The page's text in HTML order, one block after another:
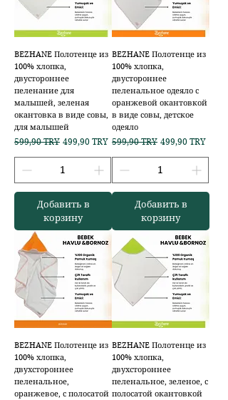
BEZHANE Полотенце из
100% хлопка,
двустороннее
пеленание для
малышей, зеленая
окантовка в виде совы,
для малышей
Обычная цена
599,90 TRY Цена со скидкой
499,90 TRY
Добавить в
корзину
BEZHANE Полотенце из
100% хлопка,
двустороннее
пеленальное одеяло с
оранжевой окантовкой
в виде совы, детское
одеяло
Обычная цена
599,90 TRY Цена со скидкой
499,90 TRY
Добавить в
корзину
BEZHANE Полотенце из
100% хлопка,
двухстороннее
пеленальное,
оранжевое, с полосатой
BEZHANE Полотенце из
100% хлопка,
двухстороннее
пеленальное, зеленое, с
полосатой окантовкой